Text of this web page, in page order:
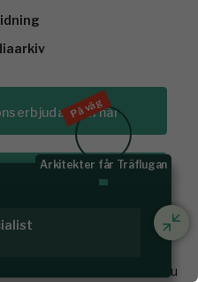
här
här
Skogen? Då loggar du
På väg
Arkitekter får Träflugan